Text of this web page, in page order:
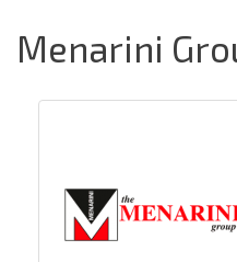
Menarini